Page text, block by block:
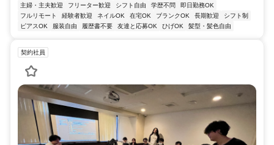
主婦・主夫歓迎 フリーター歓迎 シフト自由 学歴不問
即日勤務OK
フルリモート
経験者歓迎 ネイルOK 在宅OK ブランクOK 長期歓迎
シフト制
ピアスOK
服装自由 履歴書不要 友達と応募OK ひげOK 髪型・髪色自由
契約社員